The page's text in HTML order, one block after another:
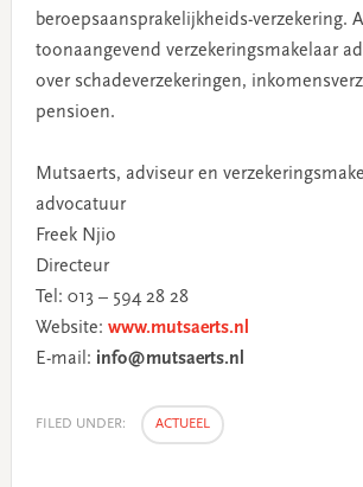
beroepsaansprakelijkheids-verzekering.
toonaangevend verzekeringsmakelaar
over schadeverzekeringen,
pensioen.
Mutsaerts, adviseur en
advocatuur
Freek Njio
Directeur
Tel: 013 – 594 28 28
Website: www.mutsaerts.nl
E-mail: info@mutsaerts.nl
FILED UNDER: ACTUEEL